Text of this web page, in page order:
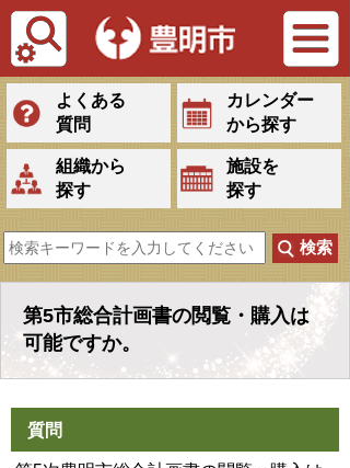
Tiếng Việt
よくある
質問
カレンダー
から探す
組織から
探す
施設を
探す
第5市総合計画書の閲覧・購入は
可能ですか。
質問